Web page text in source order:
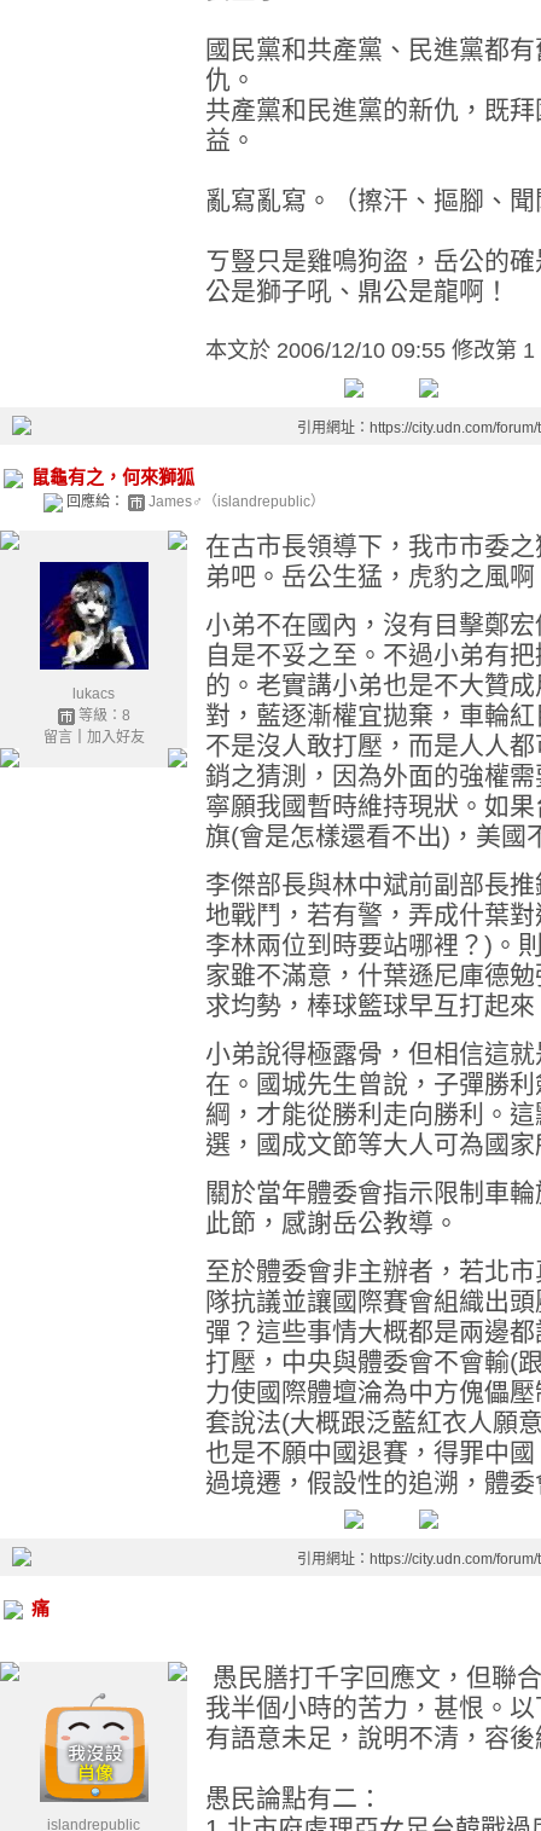
國民黨和共產黨、民進黨都
仇。
共產黨和民進黨的新仇，既
益。
亂寫亂寫。（擦汗、摳腳、聞
ㄎ豎只是雞鳴狗盜，岳公的
公是獅子吼、鼎公是龍啊！
本文於 2006/12/10 09:55 修改第 1
引用網址：https://city.udn.com/
鼠龜有之，何來獅狐
回應給： James♂（islandrepublic）
lukacs
等級：8
留言｜ 加入好友
在古市長領導下，我市市委
弟吧。岳公生猛，虎豹之風
小弟不在國內，沒有目擊鄭
自是不妥之至。不過小弟有
的。老實講小弟也是不大贊
對，藍逐漸權宜拋棄，車輪
不是沒人敢打壓，而是人人
銷之猜測，因為外面的強權
寧願我國暫時維持現狀。如
旗(會是怎樣還看不出)，美國
李傑部長與林中斌前副部長
地戰鬥，若有警，弄成什葉
李林兩位到時要站哪裡？)。
家雖不滿意，什葉遜尼庫德
求均勢，棒球籃球早互打起
小弟說得極露骨，但相信這
在。國城先生曾說，子彈勝
綱，才能從勝利走向勝利。
選，國成文節等大人可為國
關於當年體委會指示限制車
此節，感謝岳公教導。
至於體委會非主辦者，若北
隊抗議並讓國際賽會組織出
彈？這些事情大概都是兩邊
打壓，中央與體委會不會輸(
力使國際體壇淪為中方傀儡
套說法(大概跟泛藍紅衣人願
也是不願中國退賽，得罪中
過境遷，假設性的追溯，體
引用網址：https://city.udn.com/
痛
islandrepublic
愚民膳打千字回應文，但聯
我半個小時的苦力，甚恨。
有語意未足，說明不清，容
愚民論點有二：